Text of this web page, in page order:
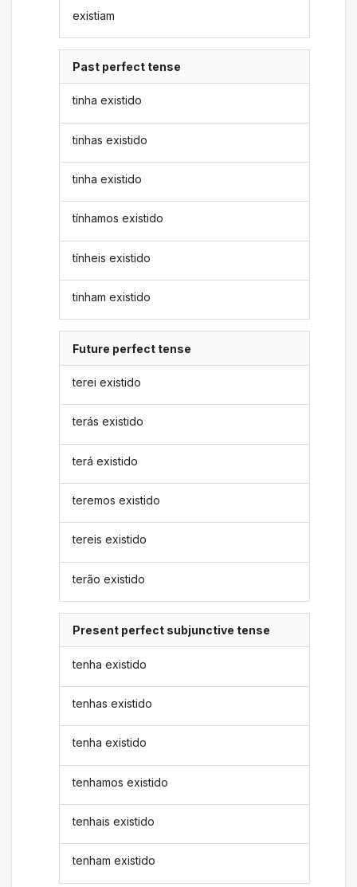
existiam
Past perfect tense
tinha existido
tinhas existido
tinha existido
tínhamos existido
tínheis existido
tinham existido
Future perfect tense
terei existido
terás existido
terá existido
teremos existido
tereis existido
terão existido
Present perfect subjunctive tense
tenha existido
tenhas existido
tenha existido
tenhamos existido
tenhais existido
tenham existido